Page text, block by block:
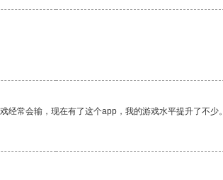
常会输，现在有了这个app，我的游戏水平提升了不少。